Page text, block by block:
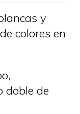
y
colores en
doble de